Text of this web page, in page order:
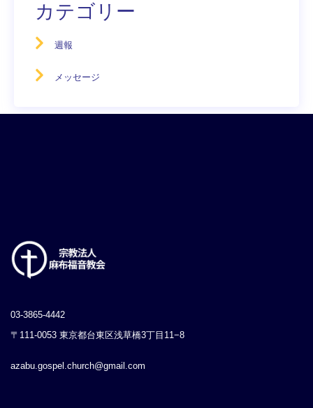
カテゴリー
週報
メッセージ
03-3865-4442
〒111-0053 東京都台東区浅草橋3丁目11−8
azabu.gospel.church@gmail.com